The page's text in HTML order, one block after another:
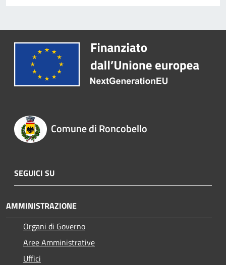
Comune di Roncobello
SEGUICI SU
AMMINISTRAZIONE
Organi di Governo
Aree Amministrative
Uffici